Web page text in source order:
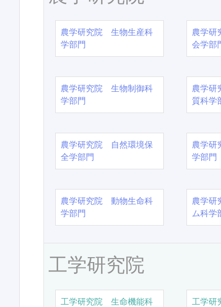
農学研究院 生物生産科
学部門
農学
会学部
農学研究院 生物制御科
学部門
農学
質科学
農学研究院 自然環境保
全学部門
農学
学部門
農学研究院 動物生命科
学部門
農学
ム科学
工学研究院
工学研究院 生命機能科
工学研